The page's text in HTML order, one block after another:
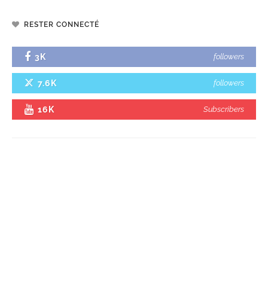
RESTER CONNECTÉ
3K followers
7.6K followers
16K Subscribers